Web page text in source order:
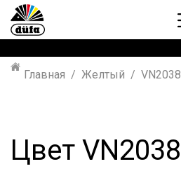
Главная Желтый VN2038
Цвет VN2038